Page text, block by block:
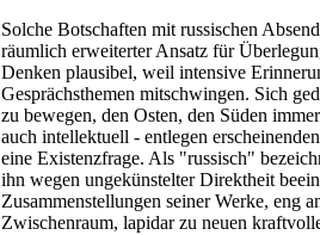
Solche Botschaften mit russischen
räumlich erweiterter Ansatz für
Denken plausibel, weil intensive
Gesprächsthemen mitschwingen. Sich
zu bewegen, den Osten, den Süden
auch intellektuell - entlegen
eine Existenzfrage. Als "russisch"
ihn wegen ungekünstelter Direktheit
Zusammenstellungen seiner Werke, eng
Zwischenraum, lapidar zu neuen